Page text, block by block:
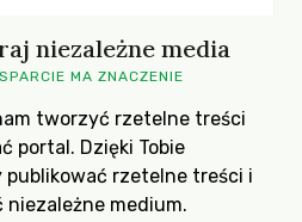
niezależne media
MA ZNACZENIE
tworzyć rzetelne treści
portal. Dzięki Tobie
publikować rzetelne treści i
niezależne medium.